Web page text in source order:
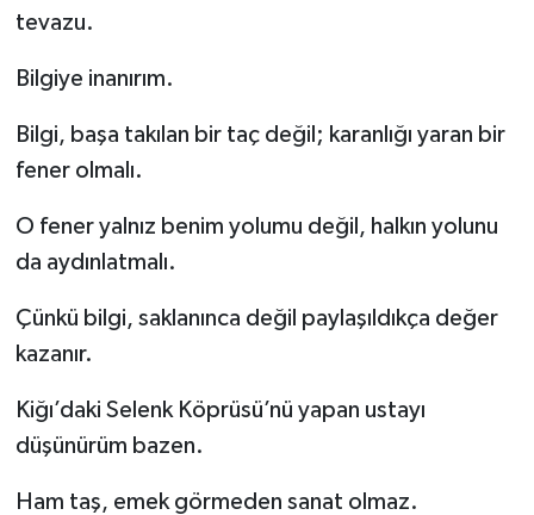
tevazu.
Bilgiye inanırım.
Bilgi, başa takılan bir taç değil; karanlığı yaran bir
fener olmalı.
O fener yalnız benim yolumu değil, halkın yolunu
da aydınlatmalı.
Çünkü bilgi, saklanınca değil paylaşıldıkça değer
kazanır.
Kiğı’daki Selenk Köprüsü’nü yapan ustayı
düşünürüm bazen.
Ham taş, emek görmeden sanat olmaz.